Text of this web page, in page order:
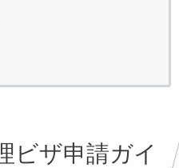
ビザ申請ガイ